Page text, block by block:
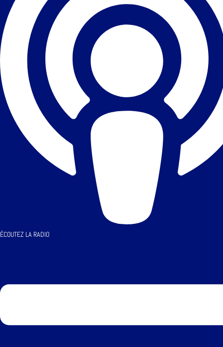
ÉCOUTEZ LA RADIO